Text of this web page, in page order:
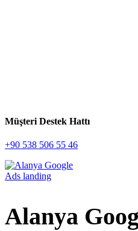
Müşteri Destek Hattı
+90 538 506 55 46
Alanya